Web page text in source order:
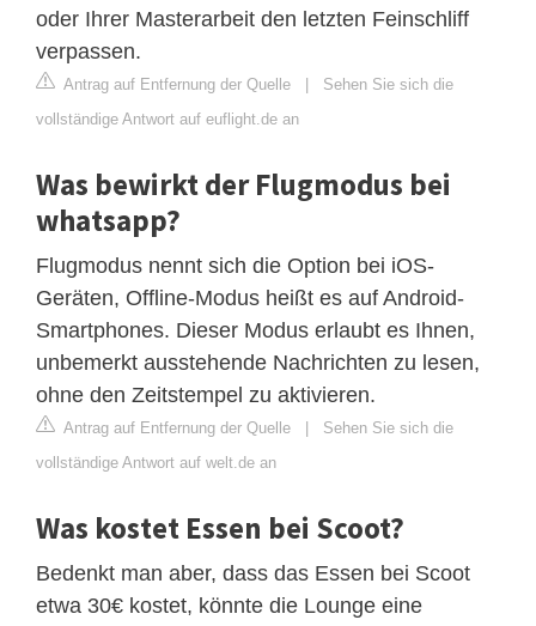
oder Ihrer Masterarbeit den letzten Feinschliff
verpassen.
Antrag auf Entfernung der Quelle | Sehen Sie sich die
vollständige Antwort auf euflight.de an
Was bewirkt der Flugmodus bei
whatsapp?
Flugmodus nennt sich die Option bei iOS-
Geräten, Offline-Modus heißt es auf Android-
Smartphones. Dieser Modus erlaubt es Ihnen,
unbemerkt ausstehende Nachrichten zu lesen,
ohne den Zeitstempel zu aktivieren.
Antrag auf Entfernung der Quelle | Sehen Sie sich die
vollständige Antwort auf welt.de an
Was kostet Essen bei Scoot?
Bedenkt man aber, dass das Essen bei Scoot
etwa 30€ kostet, könnte die Lounge eine